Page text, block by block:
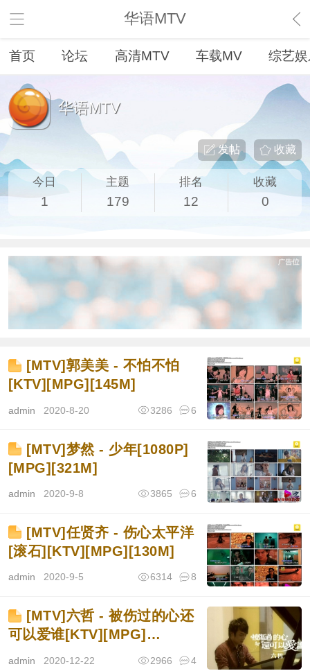
华语MTV
首页 论坛 高清MTV 车载MV 综艺
华语MTV
收藏
发帖
今日
1
主题
179
排名
12
收藏
0
[MTV]郭美美 - 不怕不怕
[KTV][MPG][145M]
admin 2020-8-20 6
3286
[MTV]梦然 - 少年[1080P]
[MPG][321M]
admin 2020-9-8 6
3865
[MTV]任贤齐 - 伤心太平洋
[滚石][KTV][MPG][130M]
admin 2020-9-5 8
6314
[MTV]六哲 - 被伤过的心还
可以爱谁[KTV][MPG]
admin 2020-12-22 4
2966